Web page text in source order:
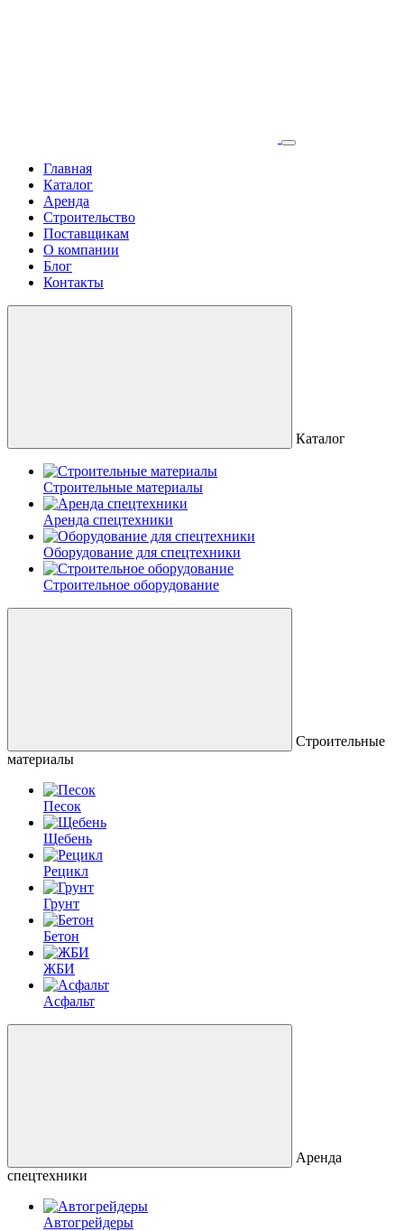
Главная
Каталог
Аренда
Строительство
Поставщикам
О компании
Блог
Контакты
Каталог
Строительные материалы
Аренда спецтехники
Оборудование для спецтехники
Строительное оборудование
Строительные
материалы
Песок
Щебень
Рецикл
Грунт
Бетон
ЖБИ
Асфальт
Аренда
спецтехники
Автогрейдеры